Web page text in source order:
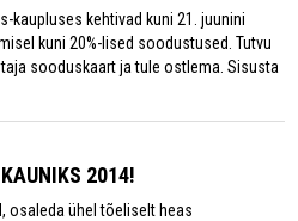
kaupluses kehtivad kuni 21. juunini
kuni 20%-lised soodustused. Tutvu
sooduskaart ja tule ostlema. Sisusta
2014!
osaleda ühel tõeliselt heas